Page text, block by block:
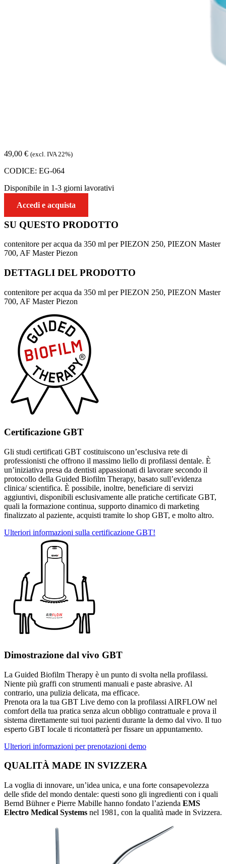
49,00 € (excl. IVA 22%)
CODICE: EG-064
Disponibile in 1-3 giorni lavorativi
Accedi e acquista
SU QUESTO PRODOTTO
contenitore per acqua da 350 ml per PIEZON 250, PIEZON Master
700, AF Master Piezon
DETTAGLI DEL PRODOTTO
contenitore per acqua da 350 ml per PIEZON 250, PIEZON Master
700, AF Master Piezon
Certificazione GBT
Gli studi certificati GBT costituiscono un’esclusiva rete di
professionisti che offrono il massimo liello di profilassi dentale. È
un’iniziativa presa da dentisti appassionati di lavorare secondo il
protocollo della Guided Biofilm Therapy, basato sull’evidenza
clinica/ scientifica. È possibile, inoltre, beneficiare di servizi
aggiuntivi, disponibili esclusivamente alle pratiche certificate GBT,
quali la formazione continua, supporto dinamico di marketing
finalizzato al paziente, acquisti tramite lo shop GBT, e molto altro.
Ulteriori informazioni sulla certificazione GBT!
Dimostrazione dal vivo GBT
La Guided Biofilm Therapy è un punto di svolta nella profilassi.
Niente più graffi con strumenti manuali e paste abrasive. Al
contrario, una pulizia delicata, ma efficace.
Prenota ora la tua GBT Live demo con la profilassi AIRFLOW nel
comfort della tua pratica senza alcun obbligo contrattuale e prova il
sistema direttamente sui tuoi pazienti durante la demo dal vivo. Il tuo
esperto GBT locale ti ricontatterà per fissare un appuntamento.
Ulteriori informazioni per prenotazioni demo
QUALITÀ MADE IN SVIZZERA
La voglia di innovare, un’idea unica, e una forte consapevolezza
delle sfide del mondo dentale: questi sono gli ingredienti con i quali
Bernd Bühner e Pierre Mabille hanno fondato l’azienda EMS
Electro Medical Systems nel 1981, con la qualità made in Svizzera.